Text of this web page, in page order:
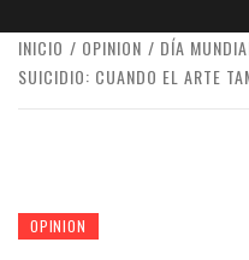
INICIO OPINION
DÍA
SUICIDIO: CUANDO EL ARTE
OPINION